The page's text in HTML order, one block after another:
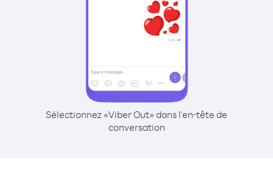
Sélectionnez «Viber Out» dans l'en-tête de
conversation